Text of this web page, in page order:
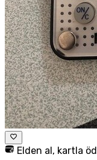
Elden al, kartla